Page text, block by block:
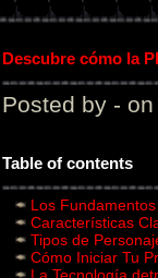
Descubre cómo la
Posted by - on
Table of contents
Los
Características
Tipos de
Cómo Iniciar Tu
La Tecnología